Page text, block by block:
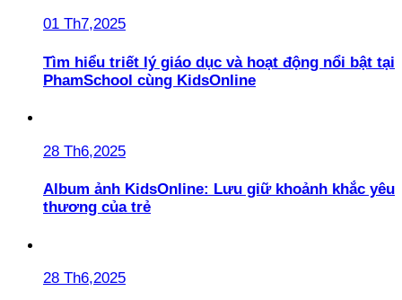
01 Th7,2025
Tìm hiểu triết lý giáo dục và hoạt động nổi bật tại
PhamSchool cùng KidsOnline
28 Th6,2025
Album ảnh KidsOnline: Lưu giữ khoảnh khắc yêu
thương của trẻ
28 Th6,2025